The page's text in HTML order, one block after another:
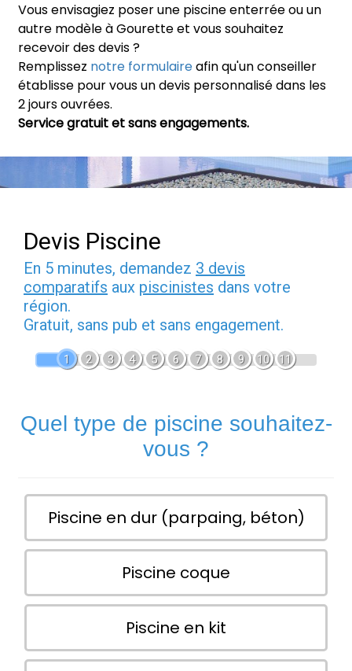
Vous envisagiez poser une piscine enterrée ou un
autre modèle à Gourette et vous souhaitez
recevoir des devis ?
Remplissez notre formulaireafin qu'un conseiller
établisse pour vous un devis personnalisé dans les
2 jours ouvrées.
Service gratuit et sans engagements.
Devis Piscine
En 5 minutes, demandez 3 devis
comparatifs aux piscinistes dans votre
région.
Gratuit, sans pub et sans engagement.
1 2 3 4 5 6 7 8 9 10 11
Quel type de piscine souhaitez-
vous ?
Piscine en dur (parpaing, béton)
Piscine coque
Piscine en kit